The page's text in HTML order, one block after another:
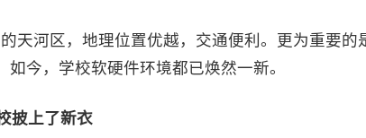
河区，地理位置优越，交通便利。更为重要的
今，学校软硬件环境都已焕然一新。
披上了新衣